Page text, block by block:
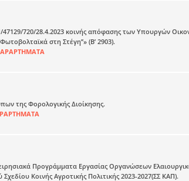
720/28.4.2023 κοινής απόφασης των Υπουργών
στη Στέγη’’» (Β’ 2903).
της Φορολογικής Διοίκησης.
Προγράμματα Εργασίας Οργανώσεων
Κοινής Αγροτικής Πολιτικής 2023-2027(ΣΣ ΚΑΠ).